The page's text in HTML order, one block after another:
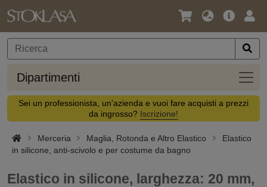
Lingua
Valuta
Offerta
Dipartimenti
Sei un professionista, un'azienda e vuoi fare acquisti a prezzi
da ingrosso? Iscrizione!
Merceria Maglia, Rotonda e Altro Elastico
Elastico
in silicone, anti-scivolo e per costume da bagno
Elastico in silicone, larghezza: 20 mm,